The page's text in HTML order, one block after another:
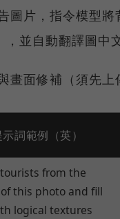
圖片，指令模型將
並自動翻譯圖中
畫面修補（須先上
詞範例（英）
from the
this photo and fill
logical textures